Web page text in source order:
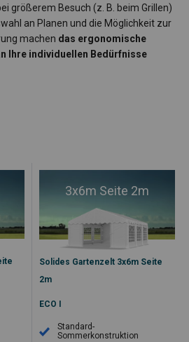
größerem Besuch (z. B. beim Grillen)
an Planen und die Möglichkeit zur
machen das ergonomische
Ihre individuellen Bedürfnisse
3x6m Seite 2m
Solides Gartenzelt 3x6m Seite
2m
ECO I
Standard-
Sommerkonstruktion